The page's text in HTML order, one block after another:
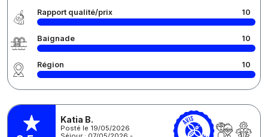
Rapport qualité/prix 10
Baignade 10
Région 10
Katia B.
Posté le 19/05/2026